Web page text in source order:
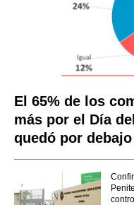
El 65% de los
más por el Día
quedó por debajo